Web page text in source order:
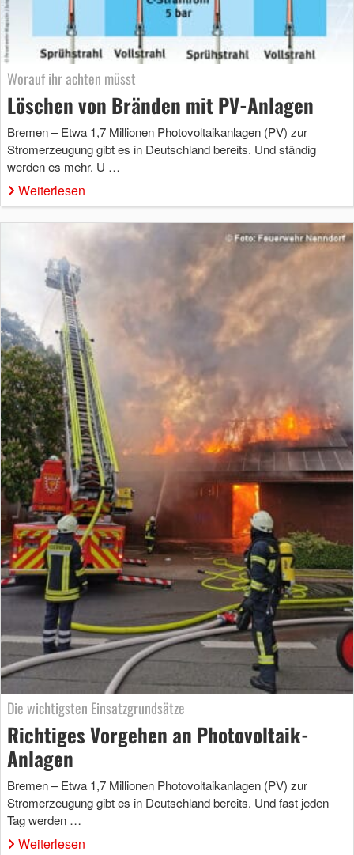
Worauf ihr achten müsst
Löschen von Bränden mit PV-Anlagen
Bremen – Etwa 1,7 Millionen Photovoltaikanlagen (PV) zur
Stromerzeugung gibt es in Deutschland bereits. Und ständig
werden es mehr. U …
Weiterlesen
Die wichtigsten Einsatzgrundsätze
Richtiges Vorgehen an Photovoltaik-
Anlagen
Bremen – Etwa 1,7 Millionen Photovoltaikanlagen (PV) zur
Stromerzeugung gibt es in Deutschland bereits. Und fast jeden
Tag werden …
Weiterlesen